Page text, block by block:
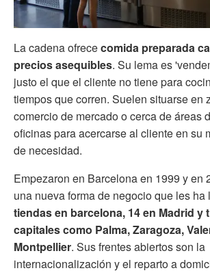
La cadena ofrececomida preparada
precios asequibles. Su lema es
justo el que el cliente no tiene para
tiempos que corren. Suelen situarse en
comercio de mercado o cerca de áreas
oficinas para acercarse al cliente en su
de necesidad.
Empezaron en Barcelona en 1999 y en
una nueva forma de negocio que les ha
tiendas en barcelona, 14 en Madrid y
capitales como Palma, Zaragoza,
Montpellier. Sus frentes abiertos son la
internacionalización y el reparto a